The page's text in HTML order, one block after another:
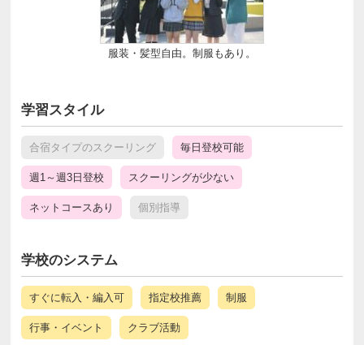
服装・髪型自由。制服もあり。
学習スタイル
合宿タイプのスクーリング 毎日登校可能
週1～週3日登校 スクーリングが少ない
ネットコースあり 個別指導
学校のシステム
すぐに転入・編入可 指定校推薦 制服
行事・イベント クラブ活動